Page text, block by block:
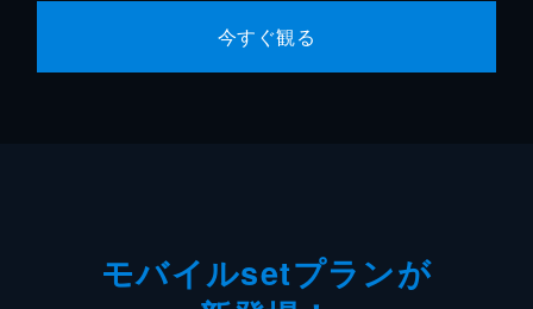
今すぐ観る
モバイルsetプランが